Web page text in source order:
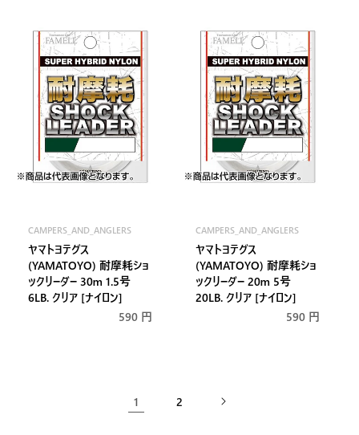
格
販
売
元:
CAMPERS_AND_ANGLERS
ヤマトヨテグス
(YAMATOYO) 耐摩耗ショ
ックリーダー 30m 1.5号
6LB. クリア [ナイロン]
通
590 円
販
売
元:
CAMPERS_AND_ANGLERS
ヤマトヨテグス
(YAMATOYO) 耐摩耗ショ
ックリーダー 20m 5号
20LB. クリア [ナイロン]
通
590 円
1 2